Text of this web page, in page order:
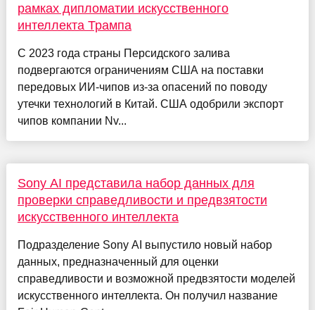
рамках дипломатии искусственного
интеллекта Трампа
С 2023 года страны Персидского залива
подвергаются ограничениям США на поставки
передовых ИИ-чипов из-за опасений по поводу
утечки технологий в Китай. США одобрили экспорт
чипов компании Nv...
Sony AI представила набор данных для
проверки справедливости и предвзятости
искусственного интеллекта
Подразделение Sony AI выпустило новый набор
данных, предназначенный для оценки
справедливости и возможной предвзятости моделей
искусственного интеллекта. Он получил название